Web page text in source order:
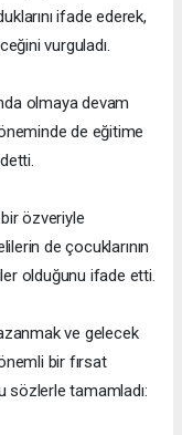
ifade ederek,
vurguladı.
olmaya devam
de eğitime
özveriyle
de çocuklarının
olduğunu ifade etti.
ve gelecek
bir fırsat
sözlerle tamamladı: